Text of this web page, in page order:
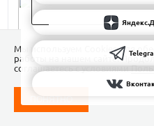
Мы используем Сookies для
работы на нашем сайте.
соглашаетесь с условиями
ПОНЯТНО